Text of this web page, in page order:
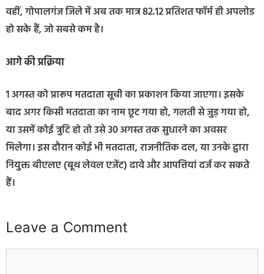
वहीं, गोपालगंज जिले में अब तक मात्र 82.12 प्रतिशत फॉर्म ही अपलोड
हो सके हैं, जो सबसे कम है।
आगे की प्रक्रिया
1 अगस्त को प्रारूप मतदाता सूची का प्रकाशन किया जाएगा। इसके
बाद अगर किसी मतदाता का नाम छूट गया हो, गलती से जुड़ गया हो,
या उसमें कोई त्रुटि हो तो उसे 30 अगस्त तक सुधारने का अवसर
मिलेगा। इस दौरान कोई भी मतदाता, राजनीतिक दल, या उनके द्वारा
नियुक्त बीएलए (बूथ लेवल एजेंट) दावे और आपत्तियां दर्ज कर सकते
हैं।
Leave a Comment